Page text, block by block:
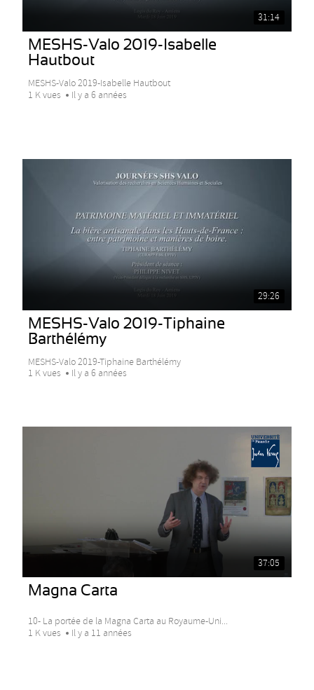
31:14
MESHS-Valo 2019-Isabelle
Hautbout
MESHS-Valo 2019-Isabelle Hautbout
1 K vues
Il y a 6 années
29:26
MESHS-Valo 2019-Tiphaine
Barthélémy
MESHS-Valo 2019-Tiphaine Barthélémy
1 K vues
Il y a 6 années
37:05
Magna Carta
10- La portée de la Magna Carta au Royaume-Uni...
1 K vues
Il y a 11 années